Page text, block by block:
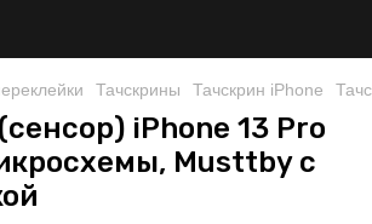
Тачскрины Тачскрин iPhone
iPhone 13 Pro
Musttby с